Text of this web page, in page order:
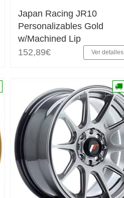
Japan Racing JR10
Personalizables Gold
w/Machined Lip
152,89€
Ver detalles